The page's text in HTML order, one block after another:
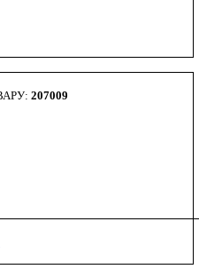
207009